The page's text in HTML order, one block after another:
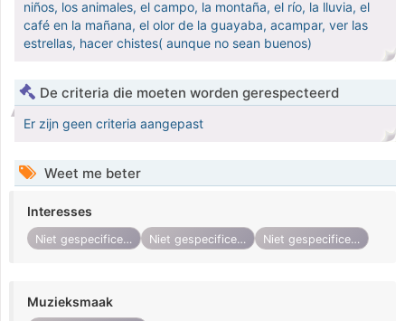
niños, los animales, el campo, la montaña, el río, la lluvia, el
café en la mañana, el olor de la guayaba, acampar, ver las
estrellas, hacer chistes( aunque no sean buenos)
De criteria die moeten worden gerespecteerd
Er zijn geen criteria aangepast
Weet me beter
Interesses
Niet gespecificeerd Niet gespecificeerd Niet gespecificeerd
Muzieksmaak